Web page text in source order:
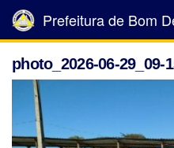
Prefeitura de Bom
photo_2026-06-29_09-